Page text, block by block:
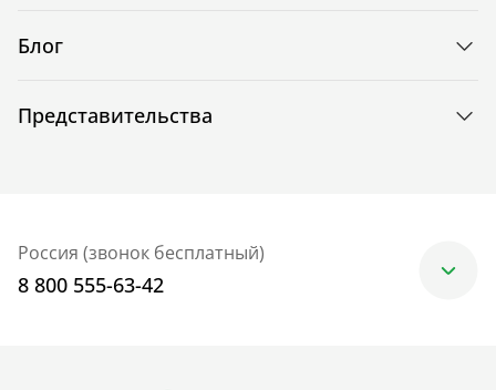
Блог
Представительства
Россия (звонок бесплатный)
8 800 555-63-42